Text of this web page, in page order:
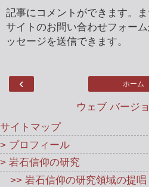
記事にコメントができます。
サイトのお問い合わせフォー
ッセージを送信できます。
‹ ホーム
ウェブ バージ
サイトマップ
> プロフィール
> 岩石信仰の研究
>> 岩石信仰の研究領域の提唱